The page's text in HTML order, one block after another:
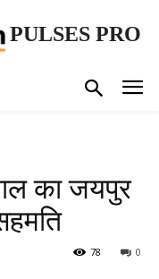
PULSES PRO
का जयपुर
0
78